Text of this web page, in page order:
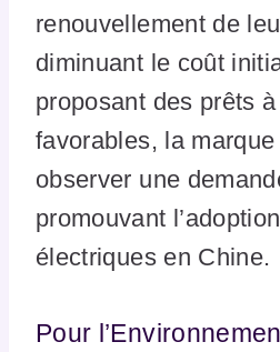
renouvellement de
diminuant le coût
proposant des prêts
favorables, la
observer une
promouvant
électriques en Chine.
Pour